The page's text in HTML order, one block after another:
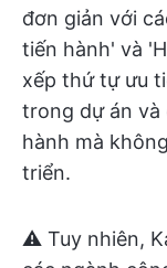
đơn giản với
tiến hành' và
xếp thứ tự ưu
trong dự án và
hành mà
triển.
⚠️ Tuy nhiên,